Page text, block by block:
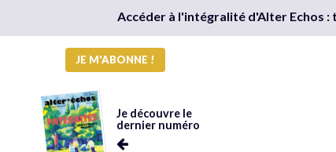
Accéder à l'intégralité d'Alter Echos :
JE M'ABONNE !
Je découvre le
dernier numéro